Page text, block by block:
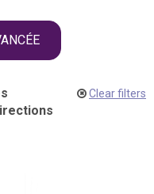
Clear filters